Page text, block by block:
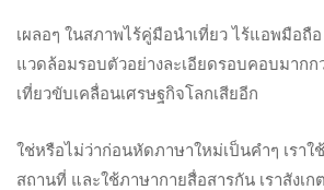
เผลอๆ ในสภาพไร้คู่มือนำเที่ยว ไร้แอพมือถือ
แวดล้อมรอบตัวอย่างละเอียดรอบคอบมากก
เที่ยวขับเคลื่อนเศรษฐกิจโลกเสียอีก
ใช่หรือไม่ว่าก่อนหัดภาษาใหม่เป็นคำๆ เราใ
สถานที่ และใช้ภาษากายสื่อสารกัน เราสังเ